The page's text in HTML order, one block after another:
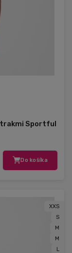
Sportful
Do košíka
XXS
S
M
M
L